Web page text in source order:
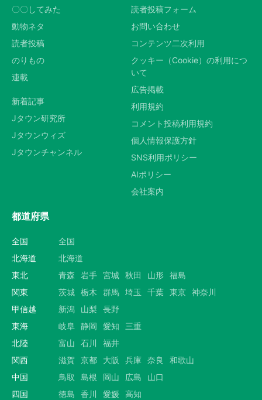
〇〇してみた
動物ネタ
読者投稿
のりもの
連載
新着記事
Jタウン研究所
Jタウンウィズ
Jタウンチャンネル
読者投稿フォーム
お問い合わせ
コンテンツ二次利用
クッキー（Cookie）の利用につ
いて
広告掲載
利用規約
コメント投稿利用規約
個人情報保護方針
SNS利用ポリシー
AIポリシー
会社案内
都道府県
全国
全国
北海道
北海道
東北
青森 岩手 宮城 秋田 山形 福島
関東
茨城 栃木 群馬 埼玉 千葉 東京 神奈川
甲信越
新潟 山梨
長野
東海
岐阜 静岡 愛知
三重
北陸
富山 石川
福井
関西
滋賀 京都 大阪 兵庫 奈良
和歌山
中国
鳥取 島根 岡山 広島
山口
四国
徳島 香川 愛媛 高知